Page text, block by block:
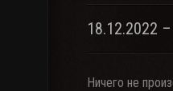
18.12.2022
Ничего не